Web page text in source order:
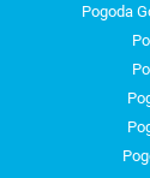
Pogoda